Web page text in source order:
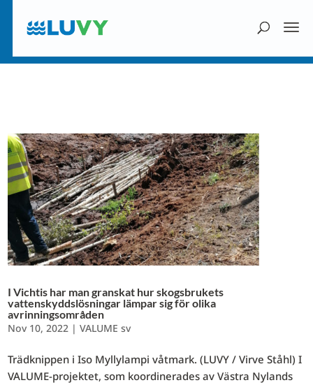
I Vichtis har man granskat hur skogsbrukets
vattenskyddslösningar lämpar sig för olika
avrinningsområden
Nov 10, 2022 |VALUME sv
Trädknippen i Iso Myllylampi våtmark. (LUVY / Virve Ståhl) I
VALUME-projektet, som koordinerades av Västra Nylands